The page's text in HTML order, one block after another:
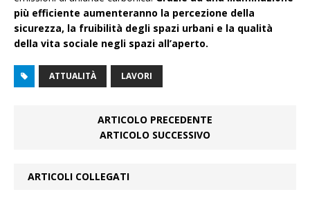
più efficiente aumenteranno la percezione della
sicurezza, la fruibilità degli spazi urbani e la qualità
della vita sociale negli spazi all’aperto.
ATTUALITÀ LAVORI
ARTICOLO PRECEDENTE
ARTICOLO SUCCESSIVO
ARTICOLI COLLEGATI